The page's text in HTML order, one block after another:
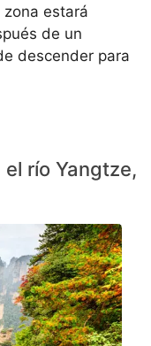
estará
de un
descender para
río Yangtze,